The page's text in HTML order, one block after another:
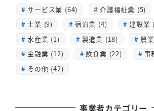
サービス業 (64) 介護福祉業 (5)
士業 (9)
宿泊業 (4)
建設業
水産業 (1)
製造業 (18)
農
金融業 (12)
飲食業 (22)
事
その他 (42)
事業者カテゴリー